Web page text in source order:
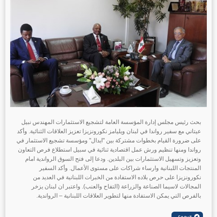
بحث رئيس مجلس إدارة المؤسسة العامة لتشجيع الاستثمارات المهندس نبيل
عيتاني مع سفير رواندا في لبنان ويليامز نكورونزيزا تعزيز العلاقات الثنائية. وأكد
على ضرورة القيام بخطوات مشتركة بين "ايدال" ومؤسسة تشجيع الاستثمار في
رواندا ومنها تنظيم ورش عمل اقتصادية ثنائية في سبيل استطلاع فرص التعاون
وتعزيز وتسهيل الاستثمارات بين البلدين. ودعا إلى فتح السوق الرواندية امام
المنتجات اللبنانية وارساء شراكات على مستوى الأعمال. وأكد السفير
نكورونزيزا على حرص بلاده الاستفادة من الخبرات اللبنانية في العديد من
المجالات لاسيما الصناعة والزراعة (التفاح والعنب). واعتبر ان لبنان يزخر
بالفرص التي يمكن الاستفادة منها لتطوير العلاقات اللبنانية – الرواندية.